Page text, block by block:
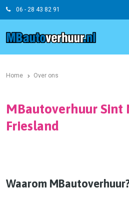
06 - 28 43 82 91
Home Over ons
MBautoverhuur Sint
Friesland
Waarom